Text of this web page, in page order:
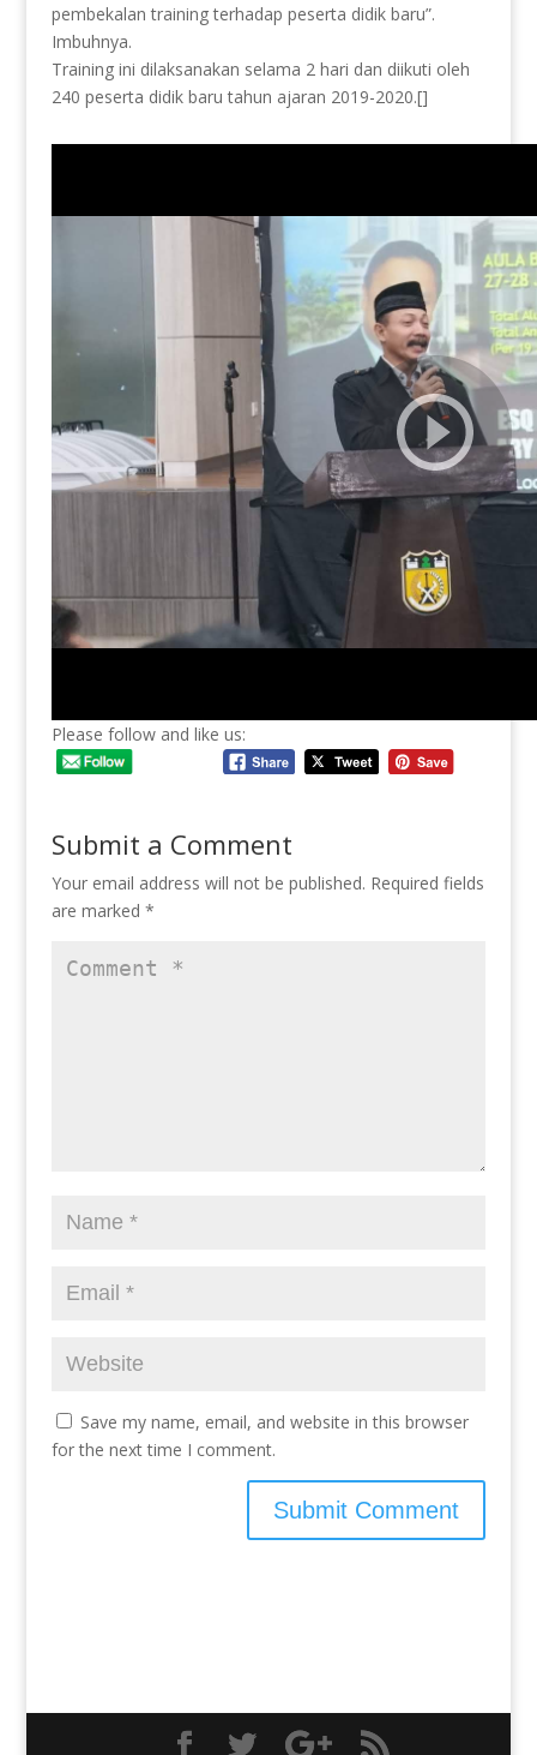
pembekalan training terhadap peserta didik baru”.
Imbuhnya.
Training ini dilaksanakan selama 2 hari dan diikuti oleh
240 peserta didik baru tahun ajaran 2019-2020.[]
Please follow and like us:
Submit a Comment
Your email address will not be published. Required fields
are marked *
Save my name, email, and website in this browser
for the next time I comment.